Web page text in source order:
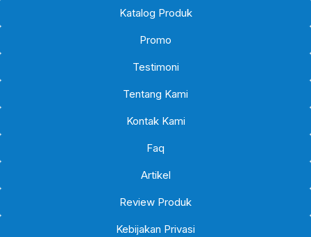
Katalog Produk
Promo
Testimoni
Tentang Kami
Kontak Kami
Faq
Artikel
Review Produk
Kebijakan Privasi